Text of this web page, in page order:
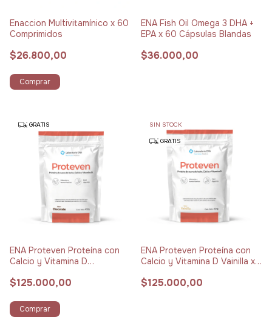
Enaccion Multivitamínico x 60
Comprimidos
$26.800,00
Comprar
ENA Fish Oil Omega 3 DHA +
EPA x 60 Cápsulas Blandas
$36.000,00
GRATIS
ENA Proteven Proteína con
Calcio y Vitamina D
$125.000,00
Comprar
SIN STOCK
GRATIS
ENA Proteven Proteína con
Calcio y Vitamina D Vainilla x
$125.000,00